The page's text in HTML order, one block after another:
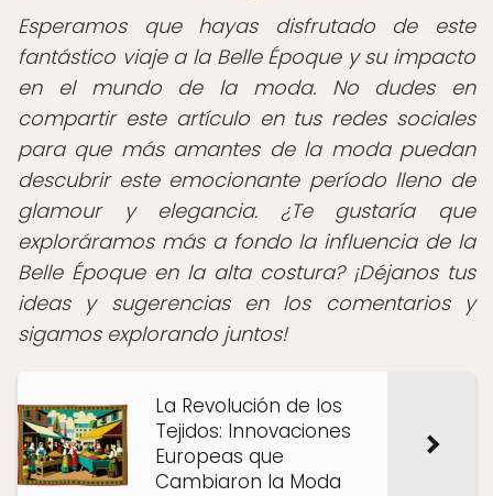
Esperamos que hayas disfrutado de este
fantástico viaje a la Belle Époque y su impacto
en el mundo de la moda. No dudes en
compartir este artículo en tus redes sociales
para que más amantes de la moda puedan
descubrir este emocionante período lleno de
glamour y elegancia. ¿Te gustaría que
exploráramos más a fondo la influencia de la
Belle Époque en la alta costura? ¡Déjanos tus
ideas y sugerencias en los comentarios y
sigamos explorando juntos!
La Revolución de los
Tejidos: Innovaciones
Europeas que
Cambiaron la Moda